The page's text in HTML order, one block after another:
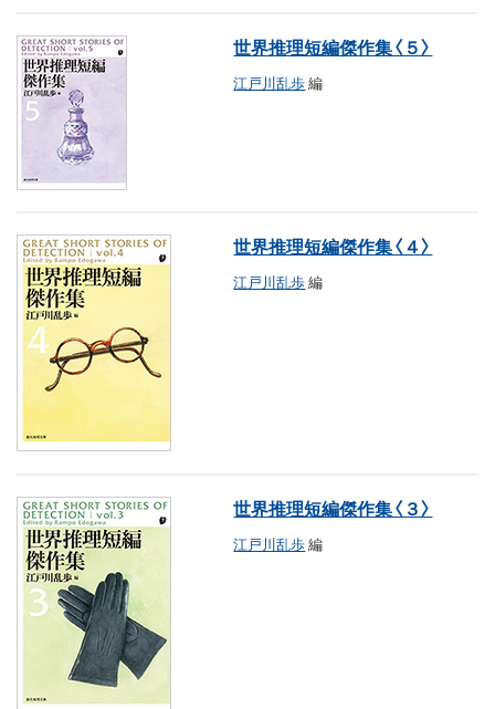
世界推理短編傑作集〈５〉
江戸川乱歩編
世界推理短編傑作集〈４〉
江戸川乱歩編
世界推理短編傑作集〈３〉
江戸川乱歩編